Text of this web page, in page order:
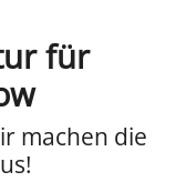
für
machen die